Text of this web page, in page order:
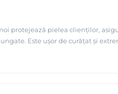
protejează pielea clienților,
Este ușor de curățat și